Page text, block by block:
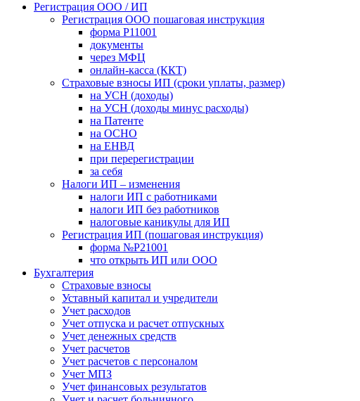
Регистрация ООО / ИП
Регистрация ООО пошаговая инструкция
форма Р11001
документы
через МФЦ
онлайн-касса (ККТ)
Страховые взносы ИП (сроки уплаты, размер)
на УСН (доходы)
на УСН (доходы минус расходы)
на Патенте
на ОСНО
на ЕНВД
при перерегистрации
за себя
Налоги ИП – изменения
налоги ИП с работниками
налоги ИП без работников
налоговые каникулы для ИП
Регистрация ИП (пошаговая инструкция)
форма №Р21001
что открыть ИП или ООО
Бухгалтерия
Страховые взносы
Уставный капитал и учредители
Учет расходов
Учет отпуска и расчет отпускных
Учет денежных средств
Учет расчетов
Учет расчетов с персоналом
Учет МПЗ
Учет финансовых результатов